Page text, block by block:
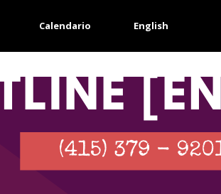
Calendario English